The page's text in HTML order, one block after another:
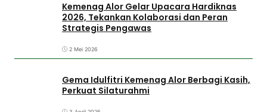
Kemenag Alor Gelar Upacara Hardiknas
2026, Tekankan Kolaborasi dan Peran
Strategis Pengawas
2 Mei 2026
Gema Idulfitri Kemenag Alor Berbagi Kasih,
Perkuat Silaturahmi